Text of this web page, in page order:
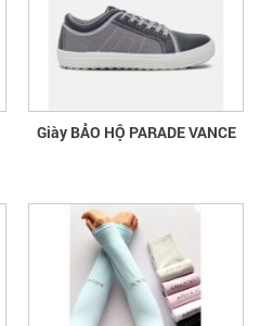
Giày BẢO HỘ PARADE VANCE